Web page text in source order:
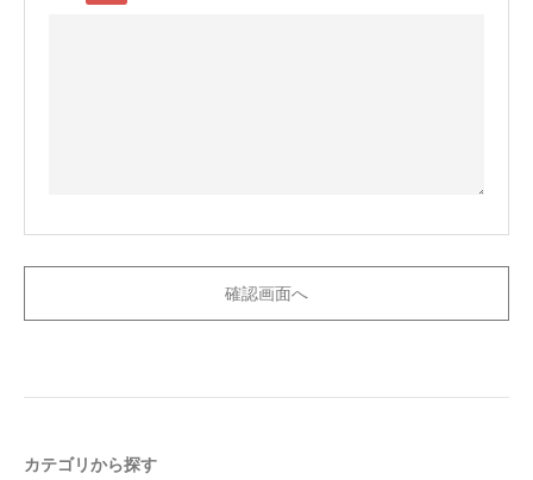
カテゴリから探す